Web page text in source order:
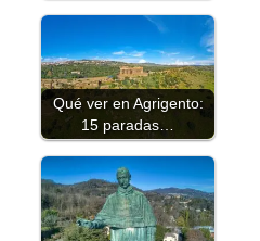
Qué ver en Agrigento:
15 paradas…